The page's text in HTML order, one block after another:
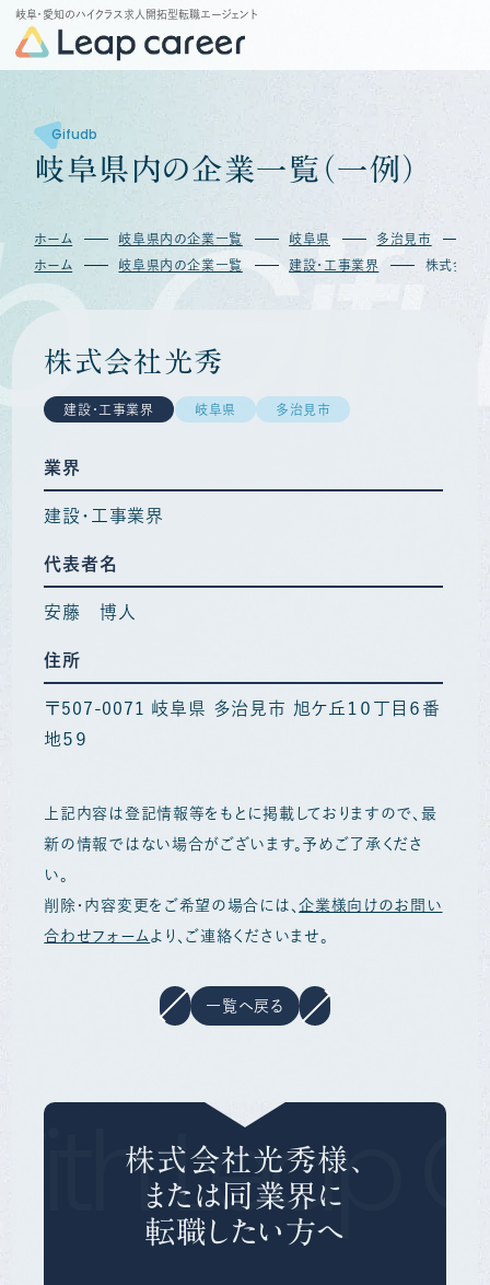
岐阜・愛知のハイクラス求人開拓型転職エージェント
Gifudb
岐阜県 内の企業一覧 （ 一例 ）
ホーム 岐阜県内の企業一覧 岐阜県 多治見市
ホーム
岐阜県内の企業一覧 建設・工事業界 株式会社
株式会社光秀
建設・工事業界 岐阜県 多治見市
業界
建設・工事業界
代表者名
安藤 博人
住所
〒507-0071 岐阜県 多治見市 旭ケ丘１０丁目６番
地５９
上記内容は登記情報等をもとに掲載しておりますので、最
新の情報ではない場合がございます。予めご了承くださ
い。
削除・内容変更をご希望の場合には、企業様向けのお問い
合わせフォーム より、ご連絡くださいませ。
一覧へ戻る
Leap
株式会社光秀様、
または同業界に
転職したい方へ